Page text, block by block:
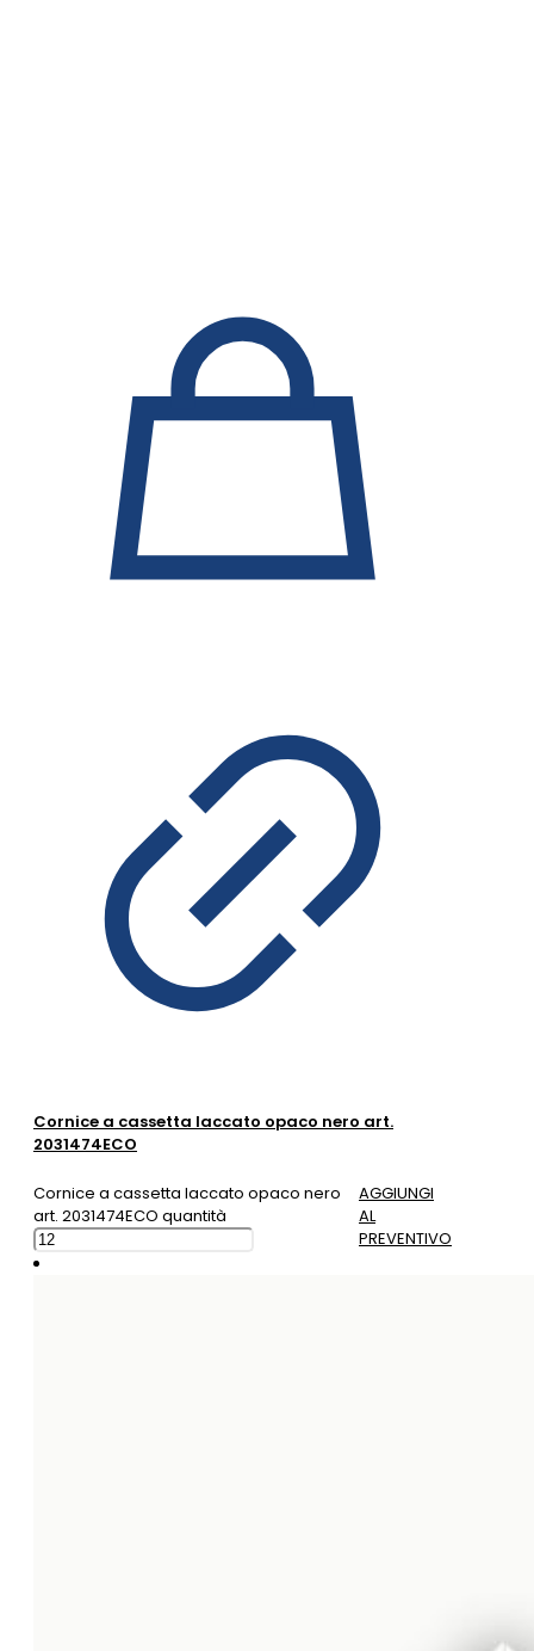
Cornice a cassetta laccato opaco nero art.
2031474ECO
Cornice a cassetta laccato opaco nero
art. 2031474ECO quantità
AGGIUNGI
AL
PREVENTIVO